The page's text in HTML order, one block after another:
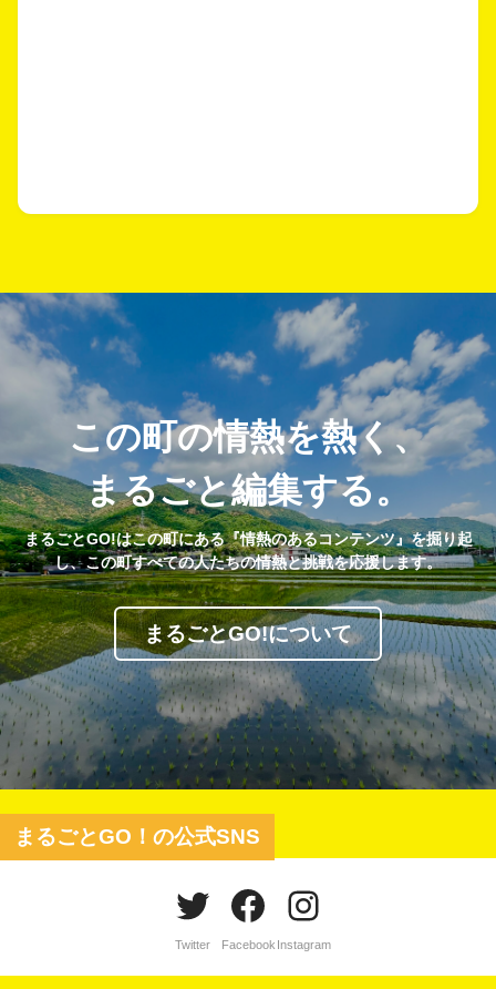
この町の情熱を熱く、
まるごと編集する。
まるごとGO!はこの町にある『情熱のあるコンテンツ』を掘り起
し、この町すべての人たちの情熱と挑戦を応援します。
まるごとGO!について
まるごとGO！の公式SNS